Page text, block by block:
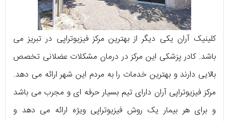
کلینیک آران یکی دیگر از بهترین مرکز فیزیوتراپی در تبریز می
باشد. کادر پزشکی این مرکز در درمان مشکلات عضلانی تخصص
بالایی دارند و بهترین خدمات را به مردم این شهر ارائه می دهد.
مرکز فیزیوتراپی آران دارای تیم بسیار حرفه ای و مجرب می باشد
و برای هر بیمار یک روش فیزیوتراپی ویژه ارائه می دهد و